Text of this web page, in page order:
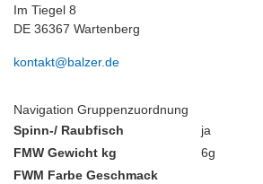
Im Tiegel 8
DE 36367 Wartenberg
kontakt@balzer.de
Navigation Gruppenzuordnung
Spinn-/ Raubfisch
ja
FMW Gewicht kg
6g
FWM Farbe Geschmack